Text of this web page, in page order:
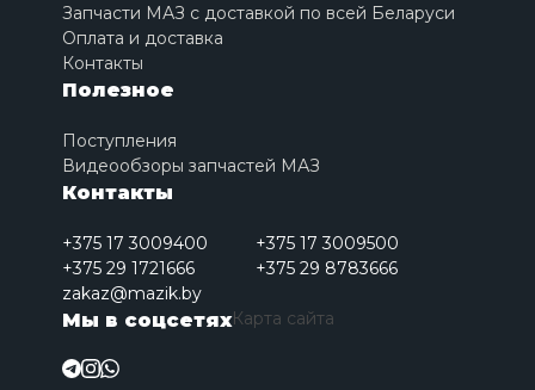
Запчасти МАЗ с доставкой по всей Беларуси
Оплата и доставка
Контакты
Полезное
Поступления
Видеообзоры запчастей МАЗ
Контакты
+375 17 3009400
+375 17 3009500
+375 29 1721666
+375 29 8783666
zakaz@mazik.by
Мы в соцсетяхКарта сайта